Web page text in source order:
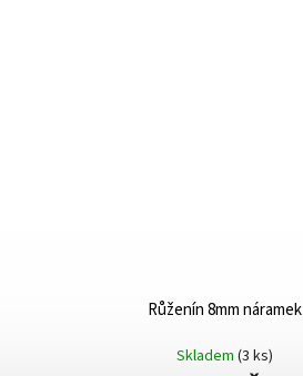
Růženín 8mm náramek
Skladem(3 ks)